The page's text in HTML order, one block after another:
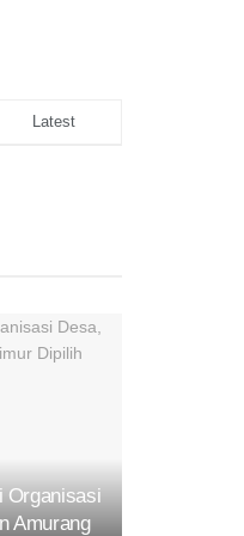
Latest
Organisasi
Amurang